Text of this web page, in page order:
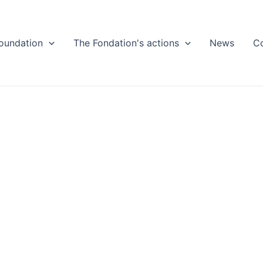
The Fondation's actions News